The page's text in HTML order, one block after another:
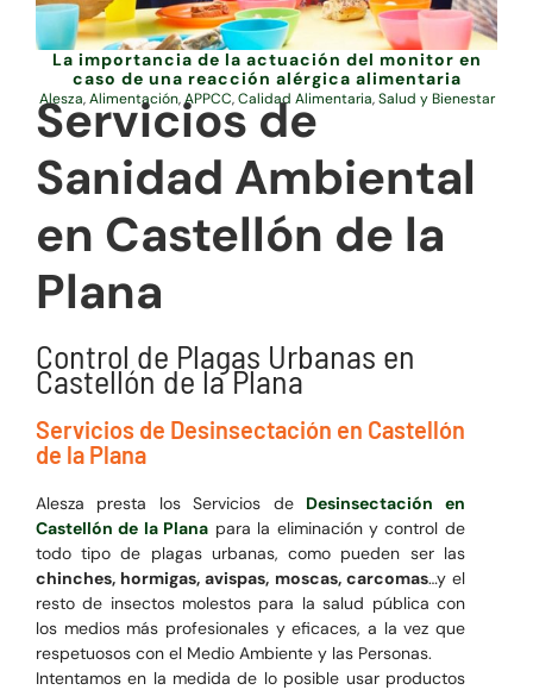
La importancia de la actuación del monitor en
caso de una reacción alérgica alimentaria
Alesza,Alimentación,APPCC,Calidad Alimentaria,Salud y Bienestar
Servicios de
Sanidad Ambiental
en Castellón de la
Plana
Control de Plagas Urbanas en
Castellón de la Plana
Servicios de Desinsectación en Castellón
de la Plana
Alesza presta los Servicios de Desinsectación en
Castellón de la Plana para la eliminación y control de
todo tipo de plagas urbanas, como pueden ser las
chinches, hormigas, avispas, moscas, carcomas…y el
resto de insectos molestos para la salud pública con
los medios más profesionales y eficaces, a la vez que
respetuosos con el Medio Ambiente y las Personas.
Intentamos en la medida de lo posible usar productos